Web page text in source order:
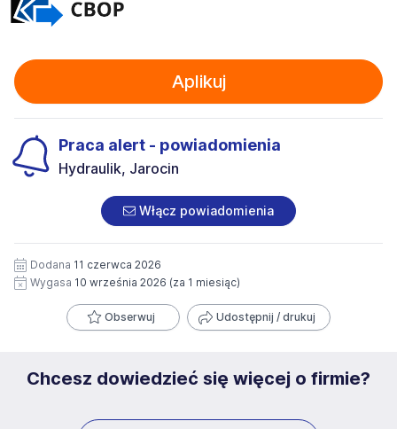
Aplikuj
Praca alert - powiadomienia
Hydraulik, Jarocin
Włącz powiadomienia
Dodana 11 czerwca 2026
Wygasa 10 września 2026 (za 1 miesiąc)
Obserwuj Udostępnij / drukuj
Chcesz dowiedzieć się więcej o firmie?